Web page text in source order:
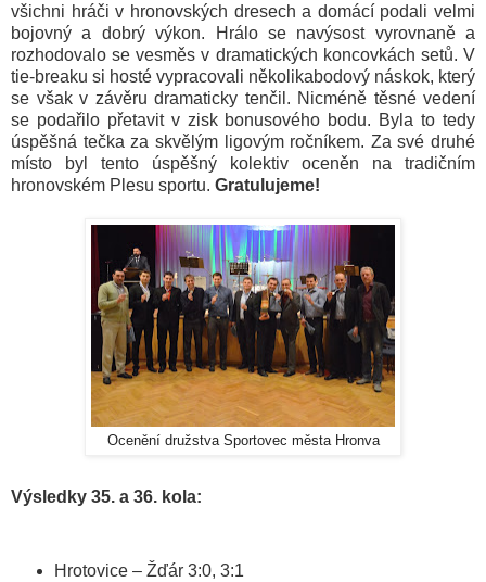
všichni hráči v hronovských dresech a domácí podali velmi
bojovný a dobrý výkon. Hrálo se navýsost vyrovnaně a
rozhodovalo se vesměs v dramatických koncovkách setů. V
tie-breaku si hosté vypracovali několikabodový náskok, který
se však v závěru dramaticky tenčil. Nicméně těsné vedení
se podařilo přetavit v zisk bonusového bodu. Byla to tedy
úspěšná tečka za skvělým ligovým ročníkem. Za své druhé
místo byl tento úspěšný kolektiv oceněn na tradičním
hronovském Plesu sportu. Gratulujeme!
Ocenění družstva Sportovec města Hronva
Výsledky 35. a 36. kola:
Hrotovice – Žďár 3:0, 3:1